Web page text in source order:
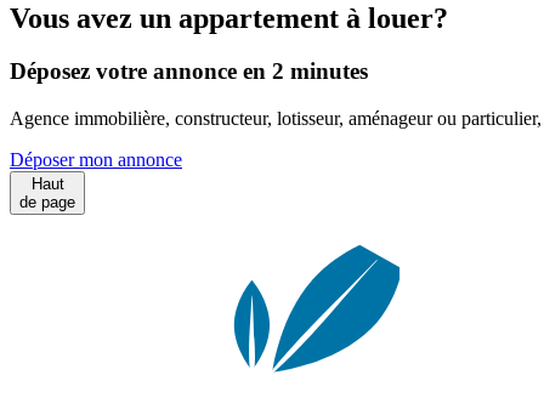
Vous avez un appartement à louer?
Déposez votre annonce en 2 minutes
Agence immobilière, constructeur, lotisseur, aménageur ou
Déposer mon annonce
Haut
de page